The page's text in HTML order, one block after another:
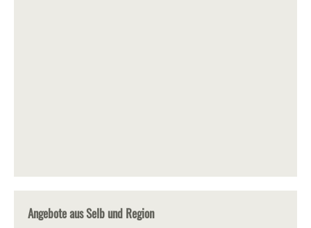
Angebote aus Selb und Region